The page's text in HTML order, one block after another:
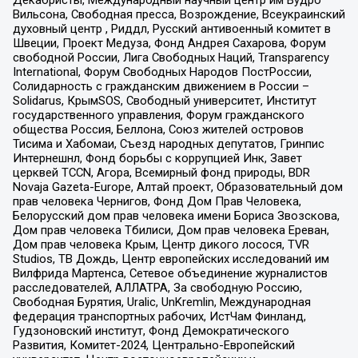
Вильсона, Свободная пресса, Возрождение, Всеукраинский
духовный центр , Риддл, Русский антивоенный комитет в
Швеции, Проект Медуза, Фонд Андрея Сахарова, Форум
свободной России, Лига Свободных Наций, Transparеncy
International, Форум Свободных Народов ПостРоссии,
Солидарность с гражданским движением в России –
Solidarus, КрымSOS, Свободный университет, Институт
государственного управления, Форум гражданского
общества Россия, Беллона, Союз жителей островов
Тисима и Хабомаи, Съезд народных депутатов, Гринпис
Интернешнл, Фонд борьбы с коррупцией Инк, Завет
церквей TCCN, Агора, Всемирный фонд природы, BDR
Novaja Gazeta-Europe, Алтай проект, Образовательный дом
прав человека Чернигов, Фонд Дом Прав Человека,
Белорусский дом прав человека имени Бориса Звозскова,
Дом прав человека Тбилиси, Дом прав человека Ереван,
Дом прав человека Крым, Центр дикого лосося, TVR
Studios, ТВ Дождь, Центр европейских исследований им
Вилфрида Мартенса, Сетевое объединение журналистов
расследователей, АЛЛАТРА, За свободную Россию,
Свободная Бурятия, Uralic, UnKremlin, Международная
федерация транспортных рабочих, ИстЧам Финланд,
Гудзоновский институт, Фонд Демократического
Развития, Комитет-2024, Центрально-Европейский